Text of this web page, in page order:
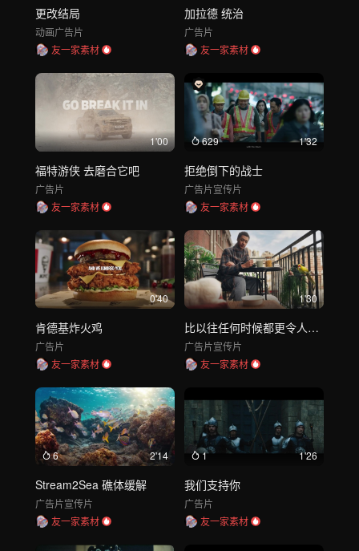
更改结局
动画广告片
友一家素材
加拉德 统治
广告片
友一家素材
1'00
福特游侠 去磨合它吧
广告片
友一家素材
629 1'32
拒绝倒下的战士
广告片宣传片
友一家素材
0'40
肯德基炸火鸡
广告片
友一家素材
1'30
比以往任何时候都更令人惊叹
广告片宣传片
友一家素材
6 2'14
Stream2Sea 礁体缓解
广告片宣传片
友一家素材
1 1'26
我们支持你
广告片
友一家素材